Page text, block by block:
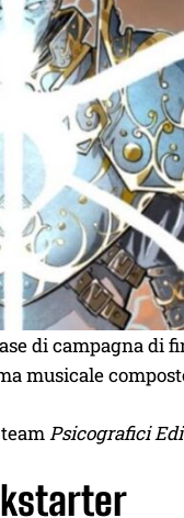
di campagna di
musicale
Psicografici